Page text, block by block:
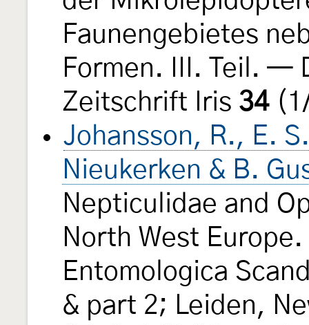
Faunengebietes
Formen. III. Teil. —
Zeitschrift Iris 34(1/
Johansson, R., E.
Nieukerken & B.
Nepticulidae and
North West
Entomologica
& part 2; Leiden,